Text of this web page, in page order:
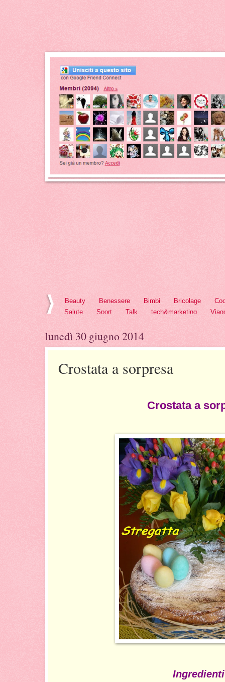
Beauty Benessere Bimbi Bricolage
Salute
Sport Talk tech&marketing
lunedì 30 giugno 2014
Crostata a sorpresa
Crostata a
Ingredienti